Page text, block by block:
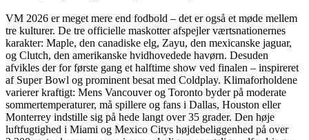
VM 2026 er meget mere end fodbold – det er også et møde mellem
tre kulturer. De tre officielle maskotter afspejler værtsnationernes
karakter: Maple, den canadiske elg, Zayu, den mexicanske jaguar,
og Clutch, den amerikanske hvidhovedede havørn. Desuden
afvikles der for første gang et halftime show ved finalen – inspireret
af Super Bowl og prominent besat med Coldplay. Klimaforholdene
varierer kraftigt: Mens Vancouver og Toronto byder på moderate
sommertemperaturer, må spillere og fans i Dallas, Houston eller
Monterrey indstille sig på hede langt over 35 grader. Den høje
luftfugtighed i Miami og Mexico Citys højdebeliggenhed på over